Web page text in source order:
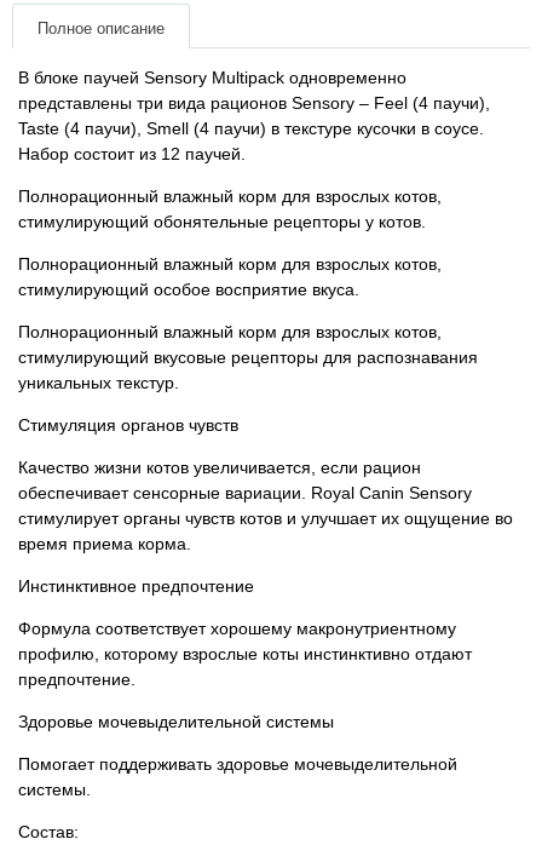
Полное описание
В блоке паучей Sensory Multipack одновременно
представлены три вида рационов Sensory – Feel (4 паучи),
Taste (4 паучи), Smell (4 паучи) в текстуре кусочки в соусе.
Набор состоит из 12 паучей.
Полнорационный влажный корм для взрослых котов,
стимулирующий обонятельные рецепторы у котов.
Полнорационный влажный корм для взрослых котов,
стимулирующий особое восприятие вкуса.
Полнорационный влажный корм для взрослых котов,
стимулирующий вкусовые рецепторы для распознавания
уникальных текстур.
Стимуляция органов чувств
Качество жизни котов увеличивается, если рацион
обеспечивает сенсорные вариации. Royal Canin Sensory
стимулирует органы чувств котов и улучшает их ощущение во
время приема корма.
Инстинктивное предпочтение
Формула соответствует хорошему макронутриентному
профилю, которому взрослые коты инстинктивно отдают
предпочтение.
Здоровье мочевыделительной системы
Помогает поддерживать здоровье мочевыделительной
системы.
Состав:
Хозряд - хозтовары оптом